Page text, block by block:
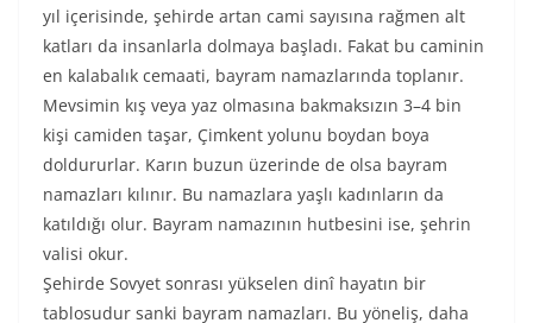
yıl içerisinde, şehirde artan cami sayısına rağmen alt
katları da insanlarla dolmaya başladı. Fakat bu caminin
en kalabalık cemaati, bayram namazlarında toplanır.
Mevsimin kış veya yaz olmasına bakmaksızın 3–4 bin
kişi camiden taşar, Çimkent yolunu boydan boya
doldururlar. Karın buzun üzerinde de olsa bayram
namazları kılınır. Bu namazlara yaşlı kadınların da
katıldığı olur. Bayram namazının hutbesini ise, şehrin
valisi okur.
Şehirde Sovyet sonrası yükselen dinî hayatın bir
tablosudur sanki bayram namazları. Bu yöneliş, daha